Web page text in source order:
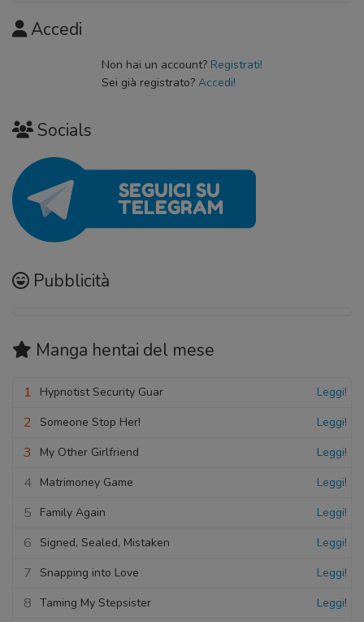
Accedi
Non hai un account? Registrati!
Sei già registrato? Accedi!
Socials
Pubblicità
Manga hentai del mese
1 Hypnotist Security Guar Leggi!
2 Someone Stop Her! Leggi!
3 My Other Girlfriend Leggi!
4 Matrimoney Game Leggi!
5 Family Again Leggi!
6 Signed, Sealed, Mistaken Leggi!
7 Snapping into Love Leggi!
8 Taming My Stepsister Leggi!